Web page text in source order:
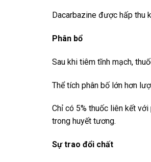
Dacarbazine được hấp thu
Phân bổ
Sau khi tiêm tĩnh mạch,
Thể tích phân bố lớn hơn
Chỉ có 5% thuốc liên kết
trong huyết tương.
Sự trao đổi chất